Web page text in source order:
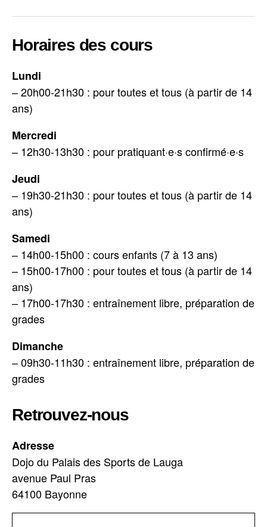
Horaires des cours
Lundi
– 20h00-21h30 : pour toutes et tous (à partir de 14
ans)
Mercredi
– 12h30-13h30 : pour pratiquant·e·s confirmé·e·s
Jeudi
– 19h30-21h30 : pour toutes et tous (à partir de 14
ans)
Samedi
– 14h00-15h00 : cours enfants (7 à 13 ans)
– 15h00-17h00 : pour toutes et tous (à partir de 14
ans)
– 17h00-17h30 : entraînement libre, préparation de
grades
Dimanche
– 09h30-11h30 : entraînement libre, préparation de
grades
Retrouvez-nous
Adresse
Dojo du Palais des Sports de Lauga
avenue Paul Pras
64100 Bayonne